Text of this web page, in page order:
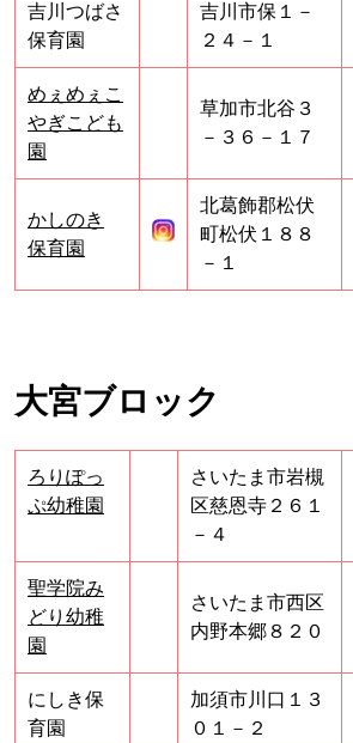
吉川つばさ
保育園
吉川市保１－
２４－１
めぇめぇこ
やぎこども
園
草加市北谷３
－３６－１７
かしのき
保育園
北葛飾郡松伏
町松伏１８８
－１
大宮ブロック
ろりぽっ
ぷ幼稚園
さいたま市岩槻
区慈恩寺２６１
－４
聖学院み
どり幼稚
園
さいたま市西区
内野本郷８２０
にしき保
育園
加須市川口１３
０１－２